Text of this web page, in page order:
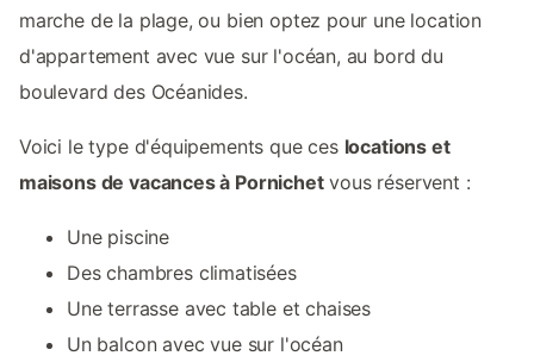
marche de la plage, ou bien optez pour une location
d'appartement avec vue sur l'océan, au bord du
boulevard des Océanides.
Voici le type d'équipements que ces locations et
maisons de vacances à Pornichetvous réservent :
Une piscine
Des chambres climatisées
Une terrasse avec table et chaises
Un balcon avec vue sur l'océan